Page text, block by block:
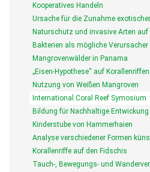
Kooperatives Handeln
Ursache für die Zunahme
Naturschutz und invasive Arten auf
Bakterien als mögliche Verursacher
Mangrovenwälder in Panama
„Eisen-Hypothese“ auf Korallenriffen
Nutzung von Weißen Mangroven
International Coral Reef Symosium
Bildung für Nachhaltige Entwickung
Kinderstube von Hammerhaien
Analyse verschiedener Formen
Korallenriffe auf den Fidschis
Tauch-, Bewegungs- und